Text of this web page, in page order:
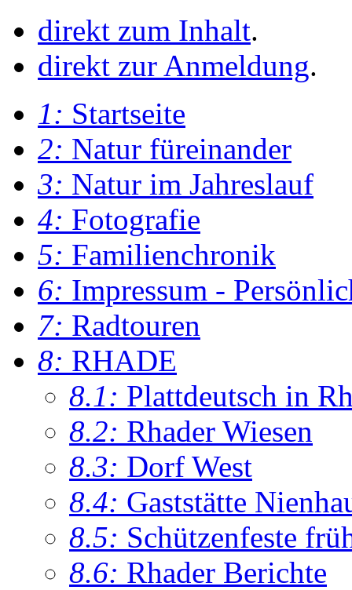
direkt zum Inhalt.
direkt zur Anmeldung.
1: Startseite
2: Natur füreinander
3: Natur im Jahreslauf
4: Fotografie
5: Familienchronik
6: Impressum -
7: Radtouren
8: RHADE
8.1: Plattdeutsch in
8.2: Rhader Wiesen
8.3: Dorf West
8.4: Gaststätte
8.5: Schützenfeste
8.6: Rhader Berichte